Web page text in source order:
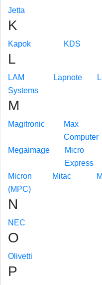
Jetta
K
Kapok KDS
L
LAM
Systems
Lapnote
M
Magitronic
Max
Computer
Megaimage
Micro
Express
Micron
(MPC)
Mitac
N
NEC
O
Olivetti
P